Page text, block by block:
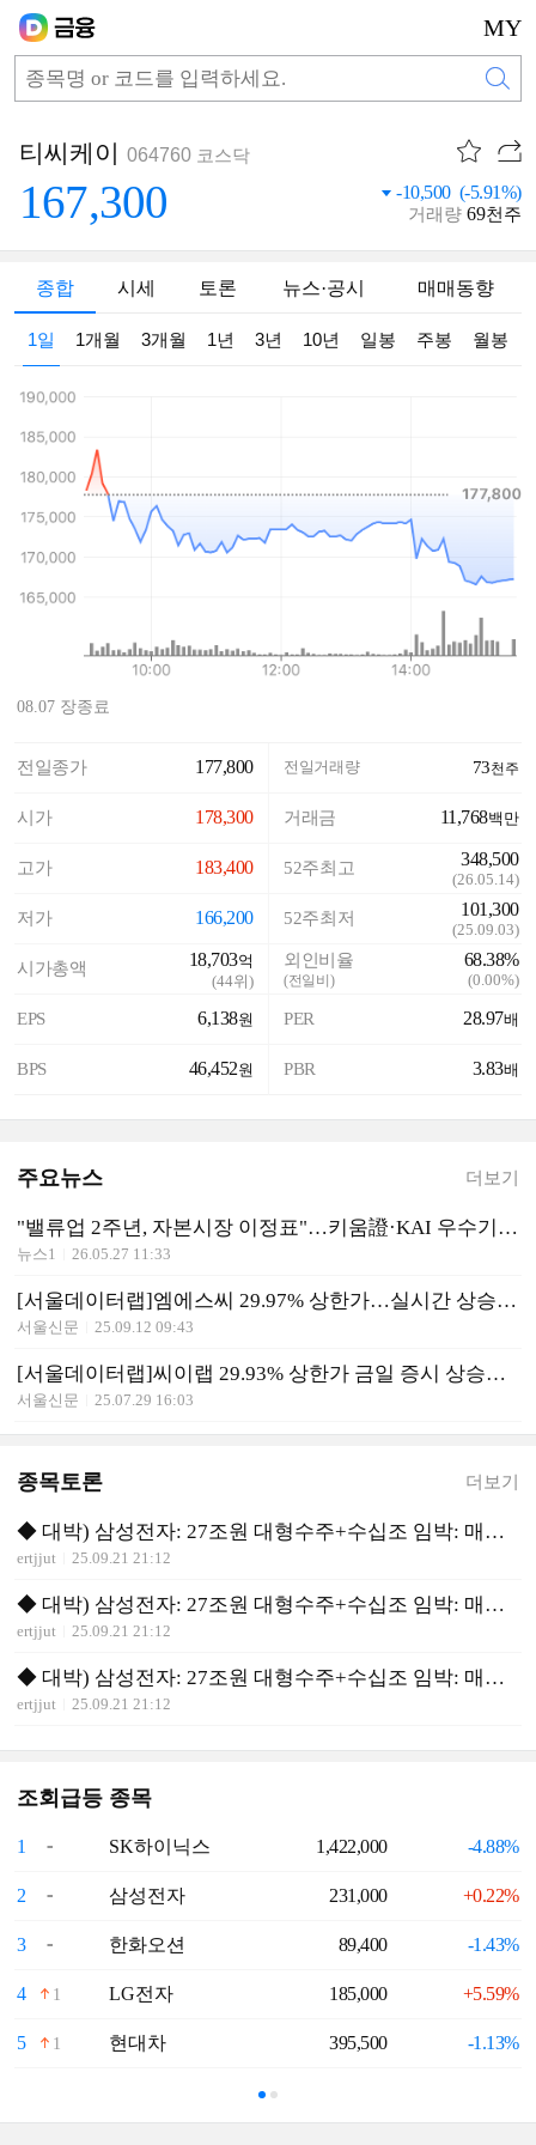
MY
티씨케이 064760 코스닥
167,300 -10,500 (-5.91%)
거래량 69천주
종합 시세 토론 뉴스·공시 매매동향
1일 1개월 3개월 1년 3년 10년 일봉 주봉 월봉
08.07 장종료
전일종가 177,800
시가 178,300
고가 183,400
저가 166,200
시가총액 18,703억
(44위)
EPS 6,138원
BPS 46,452원
전일거래량 73천주
거래금 11,768백만
52주최고 348,500
(26.05.14)
52주최저 101,300
(25.09.03)
외인비율
(전일비)
68.38%
(0.00%)
PER 28.97배
PBR 3.83배
주요뉴스 더보기
"밸류업 2주년, 자본시장 이정표"…키움證·KAI 우수기업 표창
뉴스1 26.05.27 11:33
[서울데이터랩]엠에스씨 29.97% 상한가…실시간 상승률 1위
서울신문 25.09.12 09:43
[서울데이터랩]씨이랩 29.93% 상한가 금일 증시 상승률 1위로 마감
서울신문 25.07.29 16:03
종목토론 더보기
◆ 대박) 삼성전자: 27조원 대형수주+수십조 임박: 매수 유리
ertjjut 25.09.21 21:12
◆ 대박) 삼성전자: 27조원 대형수주+수십조 임박: 매수 유리
ertjjut 25.09.21 21:12
◆ 대박) 삼성전자: 27조원 대형수주+수십조 임박: 매수 유리
ertjjut 25.09.21 21:12
조회급등 종목
1 SK하이닉스 1,422,000 -4.88%
2 삼성전자 231,000 +0.22%
3 한화오션 89,400 -1.43%
4 1 LG전자 185,000 +5.59%
5 1 현대차 395,500 -1.13%